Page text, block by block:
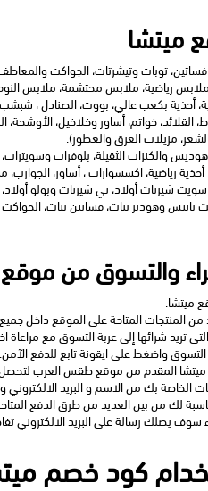
ميتشا
بالشعر، مزيلات العرق والعطور).
أحذية رياضية، اكسسوارات ، أساور،
والتسوق من
كود خصم